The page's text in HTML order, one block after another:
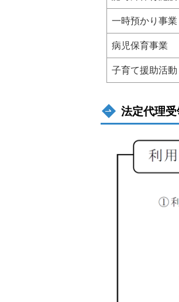
一時預かり事業
病児保育事業
子育て援助活
法定代理